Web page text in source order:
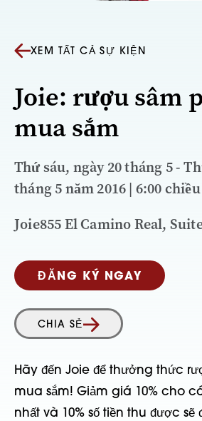
XEM TẤT CẢ SỰ KIỆN
Joie: rượu sâm
mua sắm
Thứ sáu, ngày 20 tháng 5 -
tháng 5 năm 2016 | 6:00
Joie855 El Camino Real,
ĐĂNG KÝ NGAY
CHIA SẺ
Hãy đến Joie để thưởng thức
mua sắm! Giảm giá 10% cho
nhất và 10% số tiền thu được